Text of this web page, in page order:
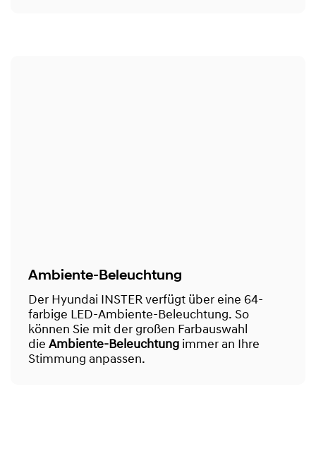
Ambiente-Beleuchtung
Der Hyundai INSTER verfügt über eine 64-
farbige LED-Ambiente-Beleuchtung. So
können Sie mit der großen Farbauswahl
die Ambiente-Beleuchtung immer an Ihre
Stimmung anpassen.